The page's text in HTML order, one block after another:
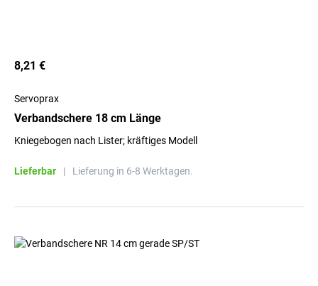
8,21 €
Servoprax
Verbandschere 18 cm Länge
Kniegebogen nach Lister; kräftiges Modell
Lieferbar | Lieferung in 6-8 Werktagen.